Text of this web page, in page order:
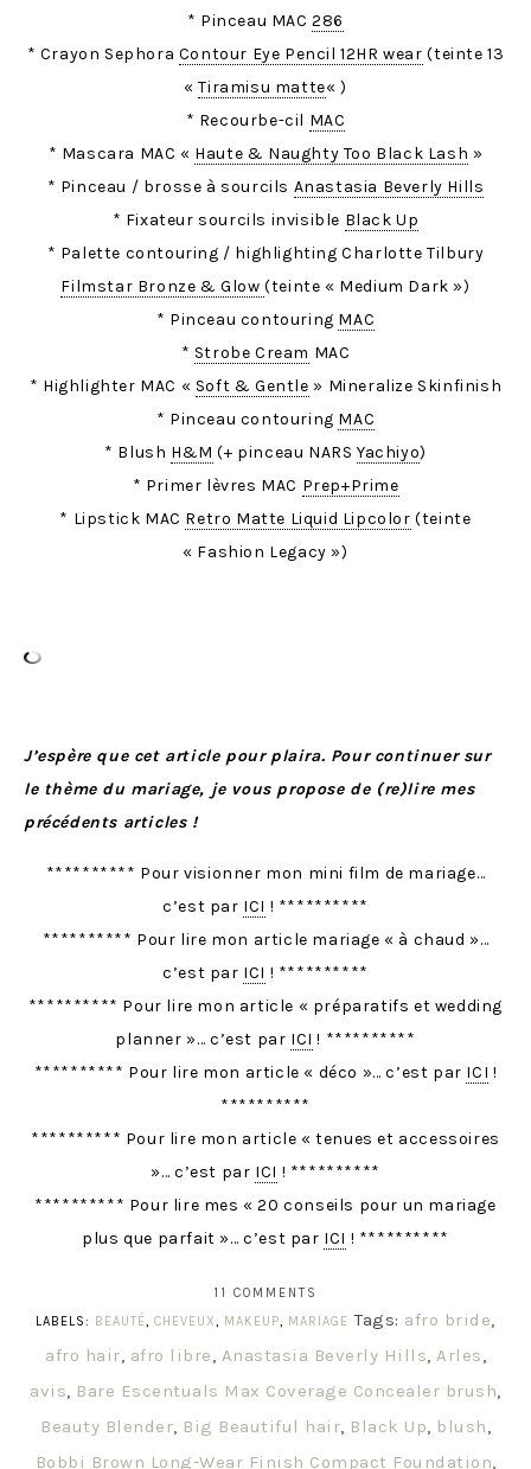
* Pinceau MAC286
* Crayon Sephora Contour Eye Pencil 12HR wear (teinte 13
«Tiramisu matte« )
* Recourbe-cil MAC
* Mascara MAC « Haute & Naughty Too Black Lash »
* Pinceau / brosse à sourcils Anastasia Beverly Hills
* Fixateur sourcils invisible Black Up
* Palette contouring / highlighting Charlotte Tilbury
Filmstar Bronze & Glow(teinte « Medium Dark »)
* Pinceau contouring MAC
* Strobe Cream MAC
* Highlighter MAC « Soft & Gentle » Mineralize Skinfinish
* Pinceau contouring MAC
* Blush H&M (+ pinceau NARS Yachiyo)
* Primer lèvres MAC Prep+Prime
* Lipstick MAC Retro Matte Liquid Lipcolor (teinte
« Fashion Legacy »)
J’espère que cet article pour plaira. Pour continuer sur
le thème du mariage, je vous propose de (re)lire mes
précédents articles !
********** Pour visionner mon mini film de mariage…
c’est par ICI ! **********
********** Pour lire mon article mariage « à chaud »…
c’est par ICI ! **********
********** Pour lire mon article « préparatifs et wedding
planner »… c’est par ICI ! **********
********** Pour lire mon article « déco »… c’est par ICI !
**********
********** Pour lire mon article « tenues et accessoires
»… c’est par ICI ! **********
********** Pour lire mes « 20 conseils pour un mariage
plus que parfait »… c’est par ICI ! **********
11 COMMENTS
LABELS: BEAUTÉ,CHEVEUX, MAKEUP, MARIAGE Tags: afro bride,
afro hair, afro libre, Anastasia Beverly Hills, Arles,
avis, Bare Escentuals Max Coverage Concealer brush,
Beauty Blender, Big Beautiful hair, Black Up, blush,
Bobbi Brown Long-Wear Finish Compact Foundation,